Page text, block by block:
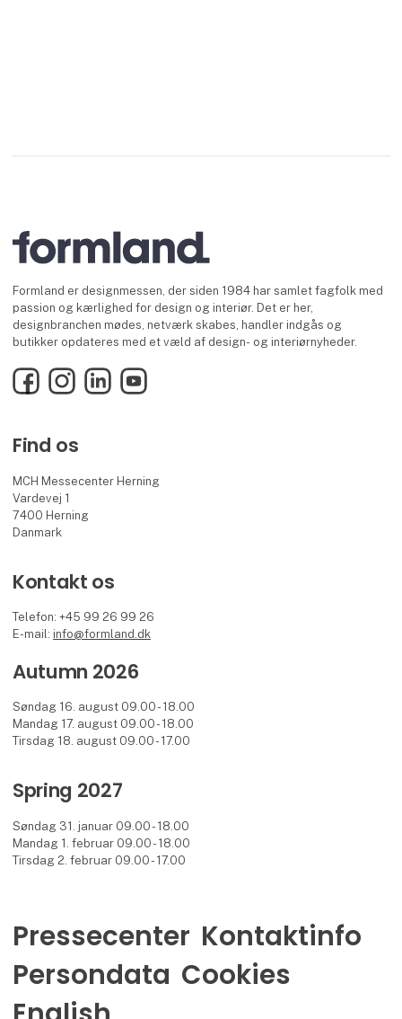
Formland er designmessen, der siden 1984 har samlet fagfolk med
passion og kærlighed for design og interiør. Det er her,
designbranchen mødes, netværk skabes, handler indgås og
butikker opdateres med et væld af design- og interiørnyheder.
FacebookInstagramLinkedInYouTube
Find os
MCH Messecenter Herning
Vardevej 1
7400 Herning
Danmark
Kontakt os
Telefon: +45 99 26 99 26
E-mail: info@formland.dk
Autumn 2026
Søndag 16. august 09.00 - 18.00
Mandag 17. august 09.00 - 18.00
Tirsdag 18. august 09.00 - 17.00
Spring 2027
Søndag 31. januar 09.00 - 18.00
Mandag 1. februar 09.00 - 18.00
Tirsdag 2. februar 09.00 - 17.00
Pressecenter Kontaktinfo
Persondata Cookies